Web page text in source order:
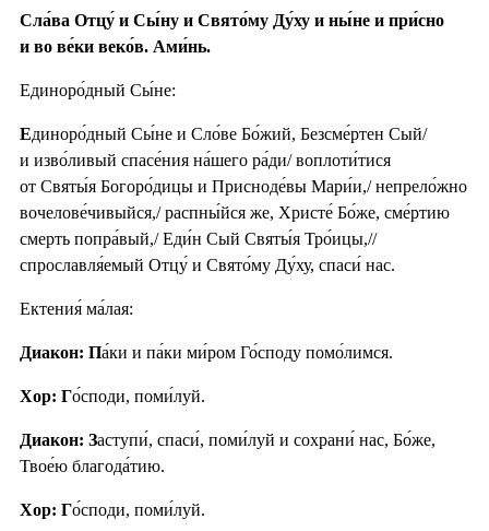
Сла́ва Отцу́ и Сы́ну и Свято́му Ду́ху и ны́не и при́сно
и во ве́ки веко́в. Ами́нь.
Единоро́дный Сы́не:
Единоро́дный Сы́не и Сло́ве Бо́жий, Безсме́ртен Сый/
и изво́ливый спасе́ния на́шего ра́ди/ воплоти́тися
от Святы́я Богоро́дицы и Присноде́вы Мари́и,/ непрело́жно
вочелове́чивыйся,/ распны́йся же, Христе́ Бо́же, сме́ртию
смерть попра́вый,/ Еди́н Сый Святы́я Тро́ицы,//
спрославля́емый Отцу́ и Свято́му Ду́ху, спаси́ нас.
Ектения́ ма́лая:
Диакон: Па́ки и па́ки ми́ром Го́споду помо́лимся.
Хор: Го́споди, поми́луй.
Диакон: Заступи́, спаси́, поми́луй и сохрани́ нас, Бо́же,
Твое́ю благода́тию.
Хор: Го́споди, поми́луй.